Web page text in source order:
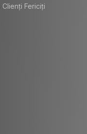
Clienți Fericiți